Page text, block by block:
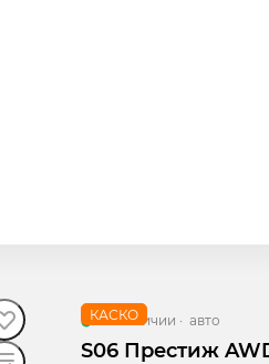
КАСКО
В наличии · авто
S06 Престиж